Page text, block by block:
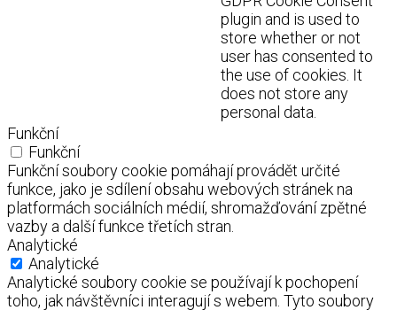
plugin and is used to
store whether or not
user has consented to
the use of cookies. It
does not store any
personal data.
Funkční
Funkční
Funkční soubory cookie pomáhají provádět určité
funkce, jako je sdílení obsahu webových stránek na
platformách sociálních médií, shromažďování zpětné
vazby a další funkce třetích stran.
Analytické
Analytické
Analytické soubory cookie se používají k pochopení
toho, jak návštěvníci interagují s webem. Tyto soubory